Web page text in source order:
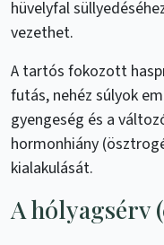
hüvelyfal
vezethet.
A tartós fokozott
futás, nehéz súlyok
gyengeség és a
hormonhiány
kialakulását.
A hólyagsérv